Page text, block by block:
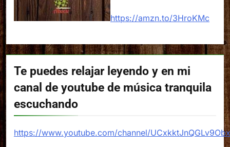
https://amzn.to/3HroKMc
Te puedes relajar leyendo y en mi
canal de youtube de música tranquila
escuchando
https://www.youtube.com/channel/